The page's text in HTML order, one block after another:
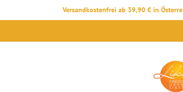
Versandkostenfrei ab 39,90 € in